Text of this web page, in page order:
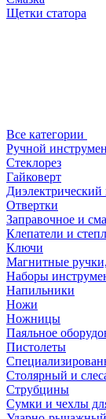
Щетки статора
Все категории
Ручной
Стеклорез
Гайковерт
Диэлектрический
Отвертки
Заправочное и
Клепатели и
Ключи
Магнитные ручки,
Наборы
Напильники
Ножи
Ножницы
Паяльное
Пистолеты
Столярный и
Струбцины
Сумки и чехлы